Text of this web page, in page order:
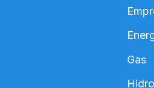
Gas